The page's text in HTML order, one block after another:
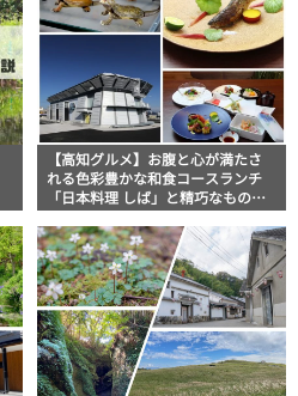
【高知グルメ】お腹と心が満たさ
れる色彩豊かな和食コースランチ
「日本料理 しば」と精巧なものづ
SpaceFactoryなんこく」ほっとこ
うちオススメ情報